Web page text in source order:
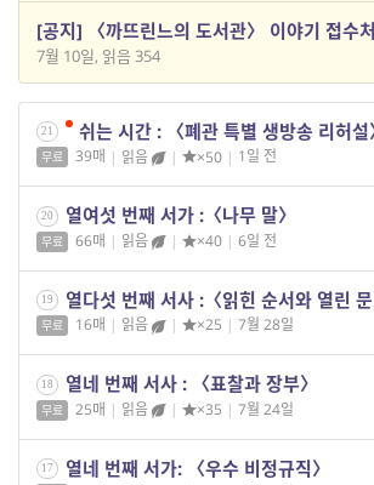
[공지] 〈까뜨린느의 도서관〉 이야기 접수처
7월 10일, 읽음 354
21 쉬는 시간 : 〈폐관 특별 생방송 리허설
무료 39매 | 읽음 | ×50 | 1일 전
20 열여섯 번째 서가 :〈나무 말〉
무료 66매 | 읽음 | ×40 | 6일 전
19 열다섯 번째 서사 :〈읽힌 순서와 열린 문
무료 16매 | 읽음 | ×25 | 7월 28일
18 열네 번째 서사 : 〈표찰과 장부〉
무료 25매 | 읽음 | ×35 | 7월 24일
17 열네 번째 서가: 〈우수 비정규직〉